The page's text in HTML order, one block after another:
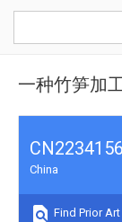
一种竹笋加
China
Find Prior Art